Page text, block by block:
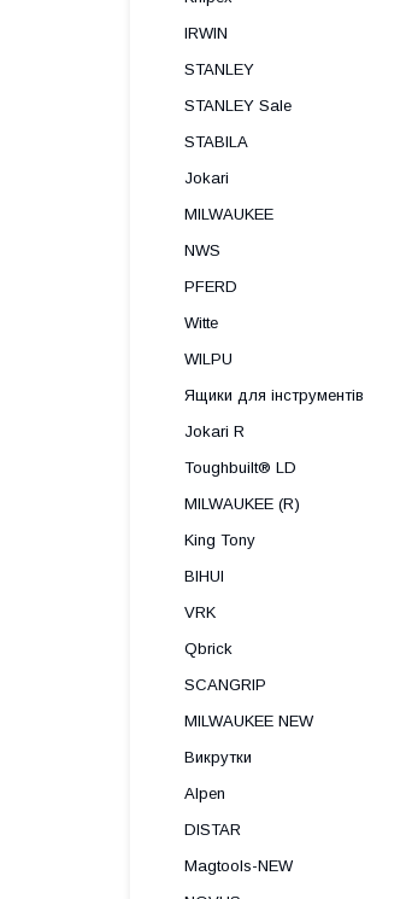
IRWIN
STANLEY
STANLEY Sale
STABILA
Jokari
MILWAUKEE
NWS
PFERD
Witte
WILPU
Ящики для інструментів
Jokari R
Toughbuilt® LD
MILWAUKEE (R)
King Tony
BIHUI
VRK
Qbrick
SCANGRIP
MILWAUKEE NEW
Викрутки
Alpen
DISTAR
Magtools-NEW